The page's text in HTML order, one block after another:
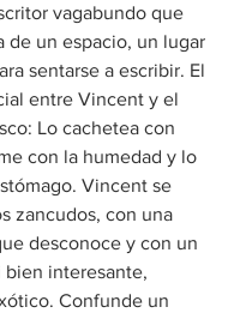
vagabundo que
de un espacio, un lugar
sentarse a escribir. El
entre Vincent y el
Lo cachetea con
con la humedad y lo
Vincent se
zancudos, con una
desconoce y con un
bien interesante,
Confunde un